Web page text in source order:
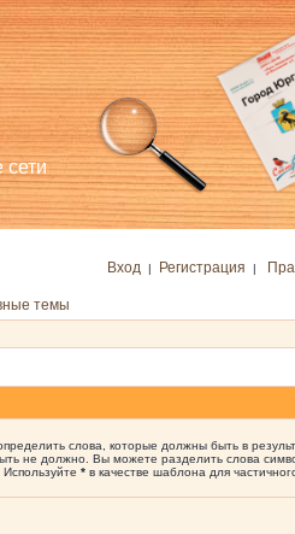
сети
Вход | Регистрация |
темы
слова, которые должны быть в
не должно. Вы можете разделить слова
* в качестве шаблона для